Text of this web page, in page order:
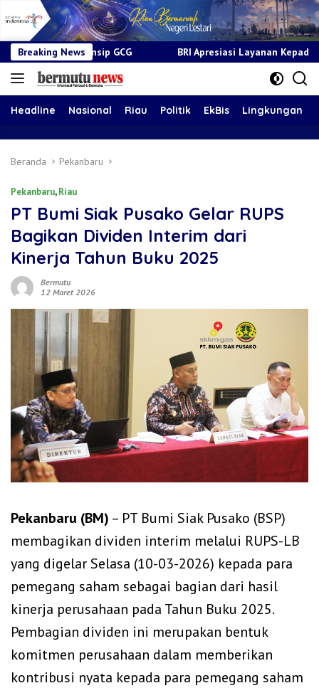
Breaking News
GCG BRI Apresiasi Layanan Kepada Pensiunan Jadi
Headline Nasional Riau Politik EkBis Lingkungan
Beranda Pekanbaru
Pekanbaru,Riau
PT Bumi Siak Pusako Gelar RUPS
Bagikan Dividen Interim dari
Kinerja Tahun Buku 2025
Bermutu
12 Maret 2026
Pekanbaru (BM) – PT Bumi Siak Pusako (BSP)
membagikan dividen interim melalui RUPS-LB
yang digelar Selasa (10-03-2026) kepada para
pemegang saham sebagai bagian dari hasil
kinerja perusahaan pada Tahun Buku 2025.
Pembagian dividen ini merupakan bentuk
komitmen perusahaan dalam memberikan
kontribusi nyata kepada para pemegang saham